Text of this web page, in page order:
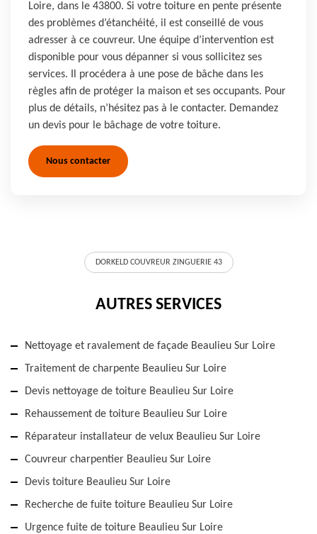
Loire, dans le 43800. Si votre toiture en pente présente
des problèmes d’étanchéité, il est conseillé de vous
adresser à ce couvreur. Une équipe d’intervention est
disponible pour vous dépanner si vous sollicitez ses
services. Il procédera à une pose de bâche dans les
règles afin de protéger la maison et ses occupants. Pour
plus de détails, n’hésitez pas à le contacter. Demandez
un devis pour le bâchage de votre toiture.
Nous contacter
DORKELD COUVREUR ZINGUERIE 43
AUTRES SERVICES
Nettoyage et ravalement de façade Beaulieu Sur Loire
Traitement de charpente Beaulieu Sur Loire
Devis nettoyage de toiture Beaulieu Sur Loire
Rehaussement de toiture Beaulieu Sur Loire
Réparateur installateur de velux Beaulieu Sur Loire
Couvreur charpentier Beaulieu Sur Loire
Devis toiture Beaulieu Sur Loire
Recherche de fuite toiture Beaulieu Sur Loire
Urgence fuite de toiture Beaulieu Sur Loire